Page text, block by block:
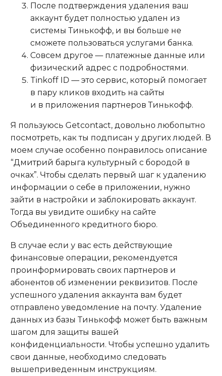
После подтверждения удаления ваш
аккаунт будет полностью удален из
системы Тинькофф, и вы больше не
сможете пользоваться услугами банка.
Совсем другое — платежные данные или
физический адрес с подробностями.
Tinkoff ID — это сервис, который помогает
в пару кликов входить на сайты
и в приложения партнеров Тинькофф.
Я пользуюсь Getcontact, довольно любопытно
посмотреть, как ты подписан у других людей. В
моем случае особенно понравилось описание
“Дмитрий барыга культурный с бородой в
очках”. Чтобы сделать первый шаг к удалению
информации о себе в приложении, нужно
зайти в настройки и заблокировать аккаунт.
Тогда вы увидите ошибку на сайте
Объединенного кредитного бюро.
В случае если у вас есть действующие
финансовые операции, рекомендуется
проинформировать своих партнеров и
абонентов об изменении реквизитов. После
успешного удаления аккаунта вам будет
отправлено уведомление на почту. Удаление
данных из базы Тинькофф может быть важным
шагом для защиты вашей
конфиденциальности. Чтобы успешно удалить
свои данные, необходимо следовать
вышеприведенным инструкциям.